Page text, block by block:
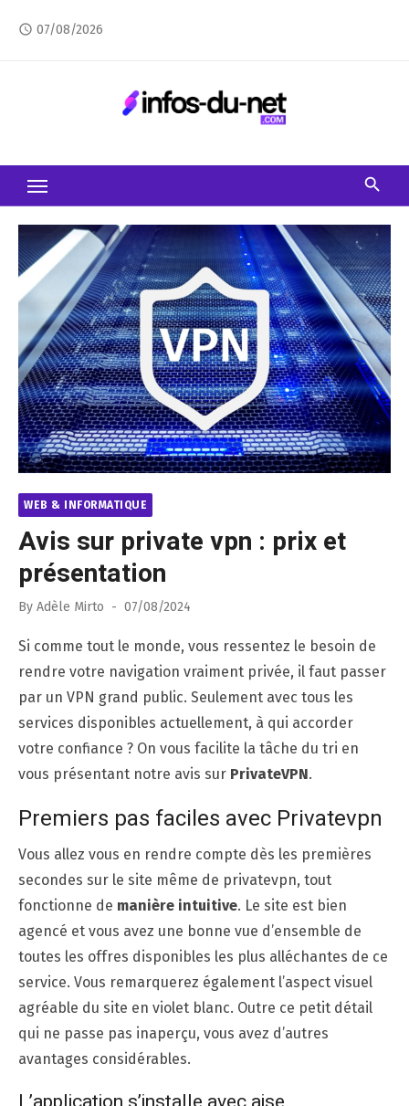
access_time 07/08/2026
WEB & INFORMATIQUE
Avis sur private vpn : prix et
présentation
By Adèle Mirto
Posted
07/08/2024
Si comme tout le monde, vous ressentez le besoin de
rendre votre navigation vraiment privée, il faut passer
par un VPN grand public. Seulement avec tous les
services disponibles actuellement, à qui accorder
votre confiance ? On vous facilite la tâche du tri en
vous présentant notre avis sur PrivateVPN.
Premiers pas faciles avec Privatevpn
Vous allez vous en rendre compte dès les premières
secondes sur le site même de privatevpn, tout
fonctionne de manière intuitive. Le site est bien
agencé et vous avez une bonne vue d’ensemble de
toutes les offres disponibles les plus alléchantes de ce
service. Vous remarquerez également l’aspect visuel
agréable du site en violet blanc. Outre ce petit détail
qui ne passe pas inaperçu, vous avez d’autres
avantages considérables.